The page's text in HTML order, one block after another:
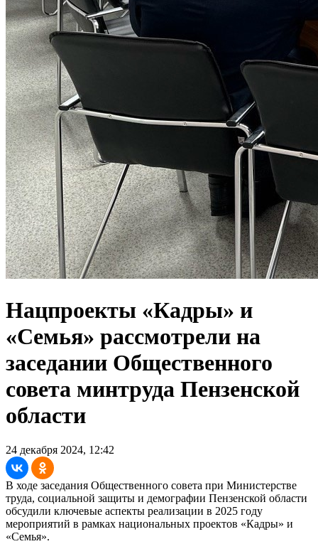
Нацпроекты «Кадры» и
«Семья» рассмотрели на
заседании Общественного
совета минтруда Пензенской
области
24 декабря 2024, 12:42
В ходе заседания Общественного совета при Министерстве
труда, социальной защиты и демографии Пензенской области
обсудили ключевые аспекты реализации в 2025 году
мероприятий в рамках национальных проектов «Кадры» и
«Семья».